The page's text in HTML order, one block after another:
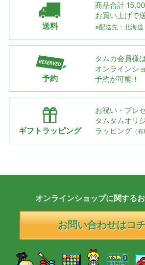
送料
商品合計
お買い上げで
※配送先：北海道
予約
タムカ会員様
オンラインシ
予約が可能！
ギフトラッピング
お祝い・プレ
タムタムオリ
ラッピング （有
オンラインショップに関する
お問い合わせはコ